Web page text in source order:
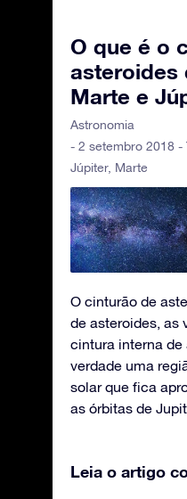
O que é o
asteroides
Marte e
Astronomia
- 2 setembro 2018 -
Júpiter, Marte
O cinturão de
de asteroides, as
cintura interna de
verdade uma
solar que fica
as órbitas de
Leia o artigo